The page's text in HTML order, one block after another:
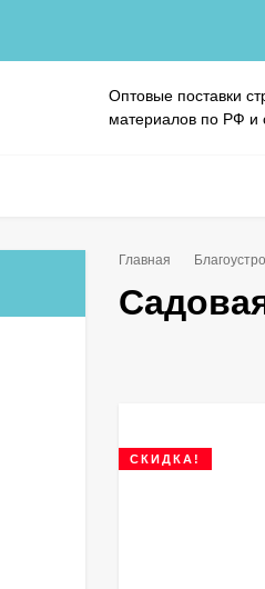
Оптовые поставки
материалов по РФ и
Главная
СКИДКА!